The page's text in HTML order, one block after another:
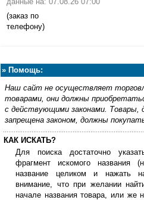
(заказ по
телефону)
» Помощь:
Наш сайт не осуществляет
товарами, они должны
с действующими законами. Товары,
запрещена законом, должны
КАК ИСКАТЬ?
Для поиска достаточно
фрагмент искомого названия
название целиком и нажать
внимание, что при желании
начале названия товара, или же